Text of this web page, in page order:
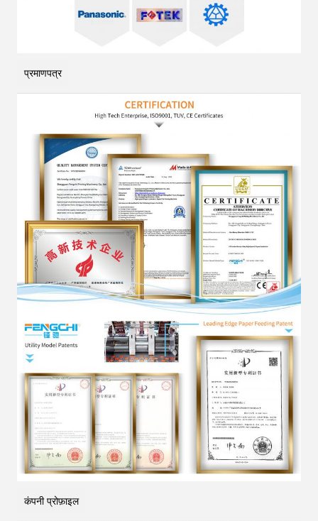
प्रमाणपत्र
कंपनी प्रोफ़ाइल